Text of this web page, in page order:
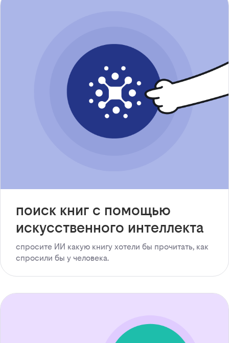
поиск книг с помощью
искусственного интеллекта
спросите ИИ какую книгу хотели бы прочитать, как
спросили бы у человека.